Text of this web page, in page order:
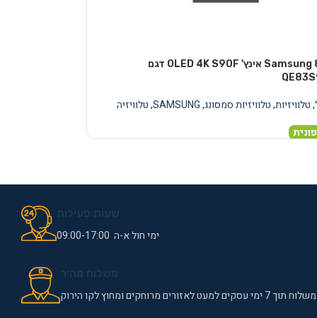
טלוויזיה Samsung 83 אינץ' OLED 4K S90F דגם
,טלוויזיות,טלוויזיות סמסונג,
SAMSUNG
,טלוויזיה
ימי חול א-ה 09:00-17:00
משלוח תוך 7 ימי עסקים למעט לאזורים מרוחקים ומחוץ לקו הירוק